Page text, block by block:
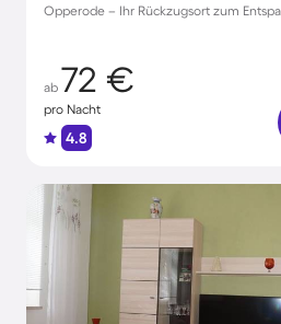
Opperode – Ihr Rückzugsort zum
ab 72 €
pro Nacht
4.8